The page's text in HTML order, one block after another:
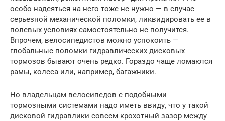
особо надеяться на него тоже не нужно — в случае
серьезной механической поломки, ликвидировать ее в
полевых условиях самостоятельно не получится.
Впрочем, велосипедистов можно успокоить —
глобальные поломки гидравлических дисковых
тормозов бывают очень редко. Гораздо чаще ломаются
рамы, колеса или, например, багажники.
Но владельцам велосипедов с подобными
тормозными системами надо иметь ввиду, что у такой
дисковой гидравлики совсем крохотный зазор между